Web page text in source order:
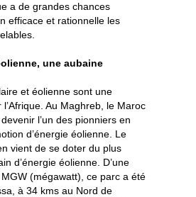
a de grandes chances
efficace et rationnelle les
une aubaine
et éolienne sont une
Au Maghreb, le Maroc
l’un des pionniers en
d’énergie éolienne. Le
vient de se doter du plus
d’énergie éolienne. D’une
(mégawatt), ce parc a été
à 34 kms au Nord de